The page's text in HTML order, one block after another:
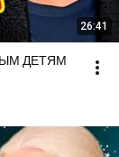
26:41
ДЕТЯМ